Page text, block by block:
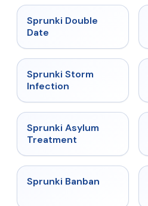
★
Sprunki Double
Date
★
Sprunki Storm
Infection
★
Sprunki Asylum
Treatment
★
Sprunki Banban